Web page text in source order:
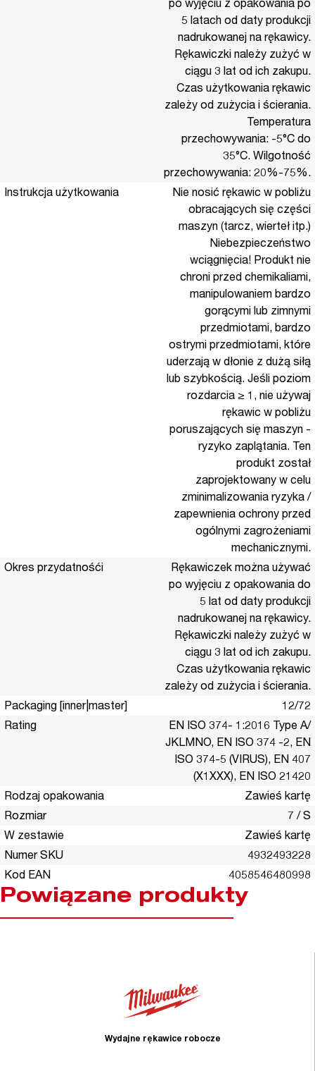
po wyjęciu z opakowania po
5 latach od daty produkcji
nadrukowanej na rękawicy.
Rękawiczki należy zużyć w
ciągu 3 lat od ich zakupu.
Czas użytkowania rękawic
zależy od zużycia i ścierania.
Temperatura
przechowywania: -5°C do
35°C. Wilgotność
przechowywania: 20%-75%.
Instrukcja użytkowania
Nie nosić rękawic w pobliżu
obracających się części
maszyn (tarcz, wierteł itp.)
Niebezpieczeństwo
wciągnięcia! Produkt nie
chroni przed chemikaliami,
manipulowaniem bardzo
gorącymi lub zimnymi
przedmiotami, bardzo
ostrymi przedmiotami, które
uderzają w dłonie z dużą siłą
lub szybkością. Jeśli poziom
rozdarcia ≥ 1, nie używaj
rękawic w pobliżu
poruszających się maszyn -
ryzyko zaplątania. Ten
produkt został
zaprojektowany w celu
zminimalizowania ryzyka /
zapewnienia ochrony przed
ogólnymi zagrożeniami
mechanicznymi.
Okres przydatnośći
Rękawiczek można używać
po wyjęciu z opakowania do
5 lat od daty produkcji
nadrukowanej na rękawicy.
Rękawiczki należy zużyć w
ciągu 3 lat od ich zakupu.
Czas użytkowania rękawic
zależy od zużycia i ścierania.
Packaging [inner|master]
12/72
Rating
EN ISO 374- 1:2016 Type A/
JKLMNO, EN ISO 374 -2, EN
ISO 374-5 (VIRUS), EN 407
(X1XXX), EN ISO 21420
Rodzaj opakowania
Zawieś kartę
Rozmiar
7 / S
W zestawie
Zawieś kartę
Numer SKU
4932493228
Kod EAN
4058546480998
Powiązane produkty
Wydajne rękawice robocze